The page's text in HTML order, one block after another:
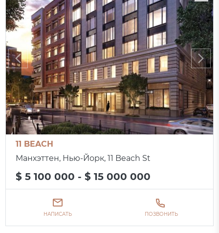
11 BEACH
Манхэттен, Нью-Йорк, 11 Beach St
$ 5 100 000 - $ 15 000 000
НАПИСАТЬ ПОЗВОНИТЬ